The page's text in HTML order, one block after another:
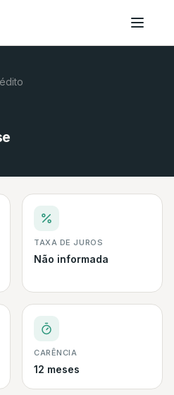
TAXA DE JUROS
Não informada
CARÊNCIA
12 meses